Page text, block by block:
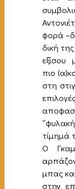
φορά
δική
εξίσου
πιο
στη
τίμημά
Ο
μπας
στην